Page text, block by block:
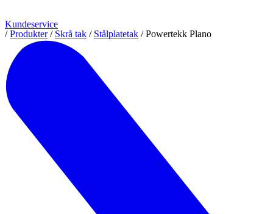
Kundeservice
/ Produkter / Skrå tak / Stålplatetak / Powertekk Plano